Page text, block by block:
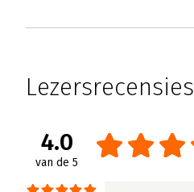
Lezersrecensies
4.0
van de 5